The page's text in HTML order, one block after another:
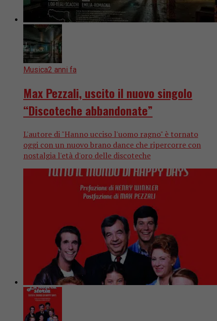
Musica2 anni fa
Max Pezzali, uscito il nuovo singolo
“Discoteche abbandonate”
L'autore di "Hanno ucciso l'uomo ragno" è tornato
oggi con un nuovo brano dance che ripercorre con
nostalgia l'età d'oro delle discoteche